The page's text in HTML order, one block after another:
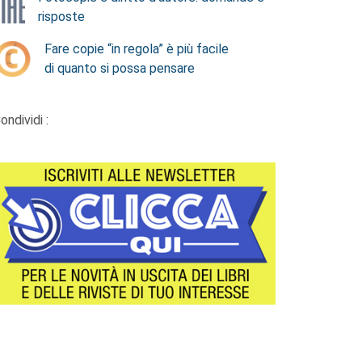
risposte
Fare copie “in regola” è più facile
di quanto si possa pensare
: